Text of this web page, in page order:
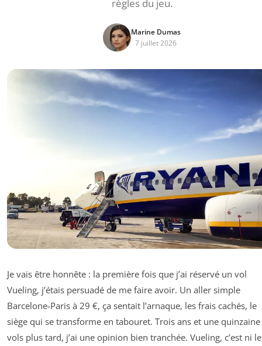
règles du jeu.
Marine Dumas
7 juillet 2026
Je vais être honnête : la première fois que j’ai réservé un vol
Vueling, j’étais persuadé de me faire avoir. Un aller simple
Barcelone-Paris à 29 €, ça sentait l’arnaque, les frais cachés, le
siège qui se transforme en tabouret. Trois ans et une
vols plus tard, j’ai une opinion bien tranchée. Vueling, c’est ni le